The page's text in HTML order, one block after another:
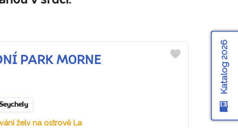
PARK MORNE
želv na ostrově La
Katalog 2026